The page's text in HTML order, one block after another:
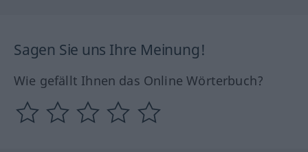
Sagen Sie uns Ihre Meinung!
Wie gefällt Ihnen das Online Wörterbuch?